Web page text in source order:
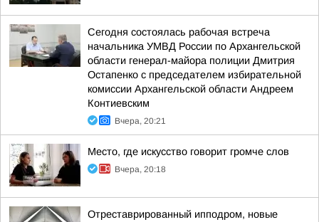
Сегодня состоялась рабочая встреча
начальника УМВД России по Архангельской
области генерал-майора полиции Дмитрия
Остапенко с председателем избирательной
комиссии Архангельской области Андреем
Контиевским
Вчера, 20:21
Место, где искусство говорит громче слов
Вчера, 20:18
Отреставрированный ипподром, новые